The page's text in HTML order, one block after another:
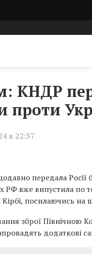
КНДР
проти
в 22:37
передала Росії
РФ вже випустила по
посилаючись на
зброї Північною
додаткові